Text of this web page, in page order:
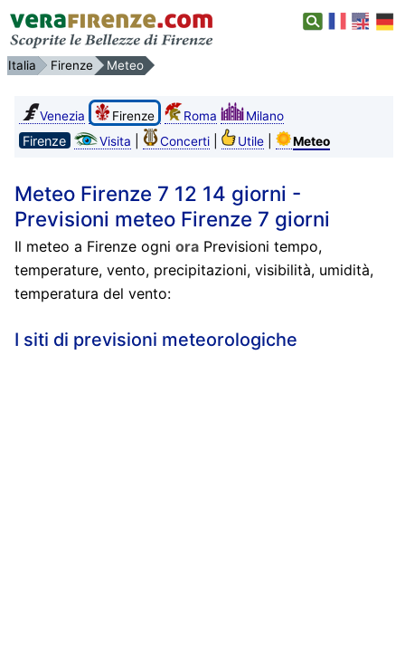
Italia Firenze Meteo
Venezia Firenze Roma Milano
Firenze Visita Concerti| Utile| Meteo
Meteo Firenze 7 12 14 giorni -
Previsioni meteo Firenze 7 giorni
Il meteo a Firenze ogni oraPrevisioni tempo,
temperature, vento, precipitazioni, visibilità, umidità,
temperatura del vento:
I siti di previsioni meteorologiche